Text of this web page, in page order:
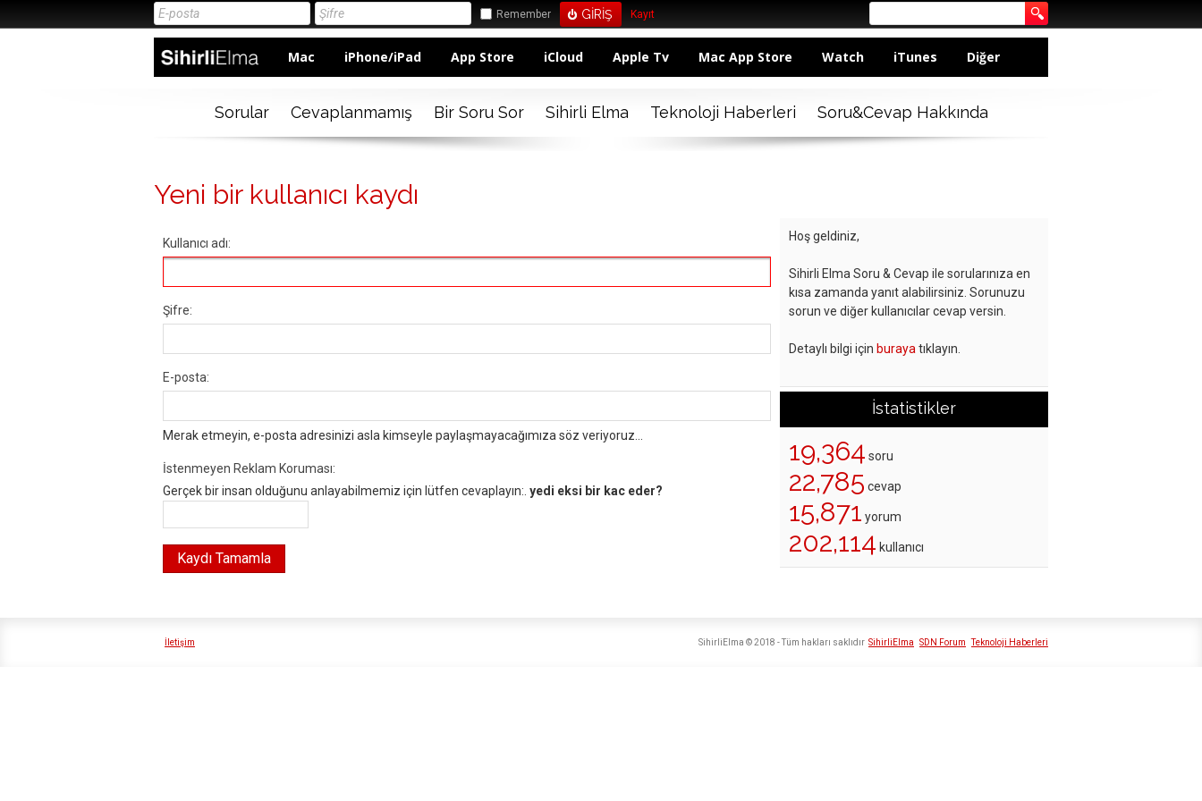
Remember Kayıt
Mac iPhone/iPad App Store iCloud Apple Tv Mac App Store Watch iTunes Diğer
Sorular Cevaplanmamış Bir Soru Sor Sihirli Elma Teknoloji Haberleri Soru&Cevap Hakkında
Yeni bir kullanıcı kaydı
Kullanıcı adı:
Şifre:
E-posta:
Merak etmeyin, e-posta adresinizi asla kimseyle paylaşmayacağımıza söz veriyoruz...
İstenmeyen Reklam Koruması:
Gerçek bir insan olduğunu anlayabilmemiz için lütfen cevaplayın:. yedi eksi bir kac eder?
Hoş geldiniz,
Sihirli Elma Soru & Cevap ile sorularınıza en
kısa zamanda yanıt alabilirsiniz. Sorunuzu
sorun ve diğer kullanıcılar cevap versin.
Detaylı bilgi için buraya tıklayın.
İstatistikler
19,364 soru
22,785 cevap
15,871 yorum
202,114 kullanıcı
İletişim SihirliElma SDN Forum Teknoloji Haberleri
SihirliElma © 2018 - Tüm hakları saklıdır